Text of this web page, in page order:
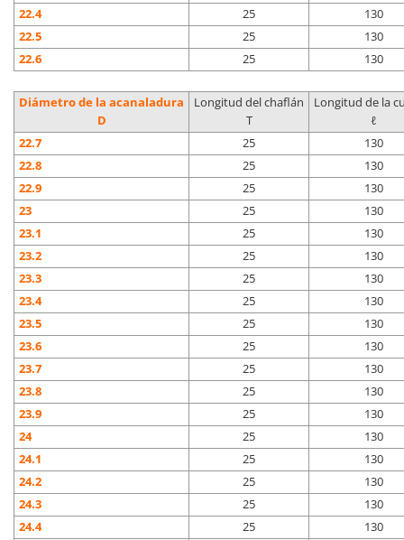
22.4
25
130
22.5
25
130
22.6
25 130
Diámetro de la acanaladura
D
Longitud del chaflán
T
Longitud de la
ℓ
22.7
25
130
22.8
25
130
22.9
25
130
23
25
130
23.1
25
130
23.2
25
130
23.3
25
130
23.4
25
130
23.5
25
130
23.6
25
130
23.7
25
130
23.8
25
130
23.9
25
130
24
25
130
24.1
25
130
24.2
25
130
24.3
25
130
24.4
25
130